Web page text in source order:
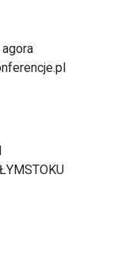
agora